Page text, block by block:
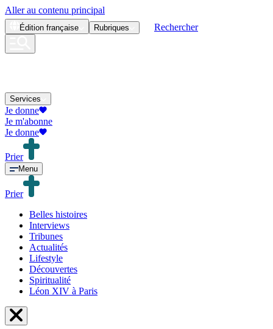
Aller au contenu principal
Édition française Rubriques Rechercher
Services
Je donne
Je m'abonne
Je donne
Prier
Menu
Prier
Belles histoires
Interviews
Tribunes
Actualités
Lifestyle
Découvertes
Spiritualité
Léon XIV à Paris